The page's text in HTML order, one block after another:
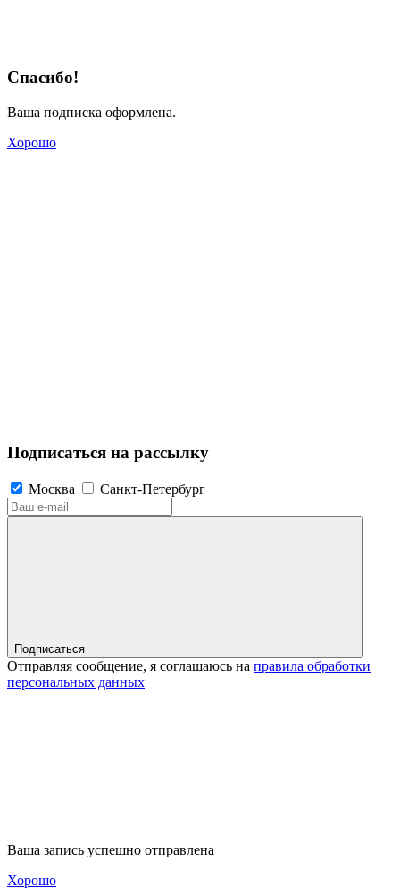
Спасибо!
Ваша подписка оформлена.
Хорошо
Подписаться на рассылку
Москва Санкт-Петербург
Подписаться
Отправляя сообщение, я соглашаюсь на правила обработки
персональных данных
Ваша запись успешно отправлена
Хорошо